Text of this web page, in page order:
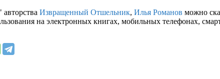
Извращенный Отшельник, Илья Романов можно
на электронных книгах, мобильных телефонах,